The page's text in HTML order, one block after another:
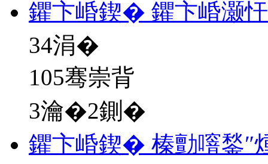
鑺卞崏鍥� 鑺卞崏灏
34涓�
105骞崇背
3瀹�2鍘�
鑺卞崏鍥� 榛勯噾鍫″